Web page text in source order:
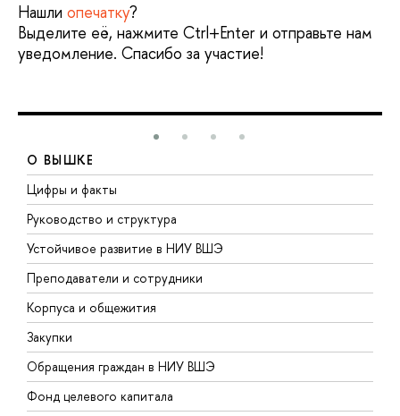
Нашли опечатку?
Выделите её, нажмите Ctrl+Enter и отправьте нам
уведомление. Спасибо за участие!
О ВЫШКЕ
Цифры и факты
Руководство и структура
Устойчивое развитие в НИУ ВШЭ
Преподаватели и сотрудники
Корпуса и общежития
Закупки
Обращения граждан в НИУ ВШЭ
Фонд целевого капитала